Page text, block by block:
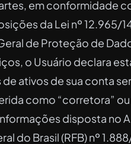
em conformidade
da Lei nº 12.965/
de Proteção de
o Usuário declara
ativos de sua conta
como “corretora”
disposta no
do Brasil (RFB) nº